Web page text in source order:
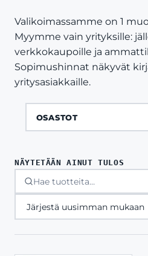
Valikoimassamme on 1
Myymme vain yrityksille:
verkkokaupoille ja
Sopimushinnat näkyvät
yritysasiakkaille.
OSASTOT
NÄYTETÄÄN AINUT TULOS